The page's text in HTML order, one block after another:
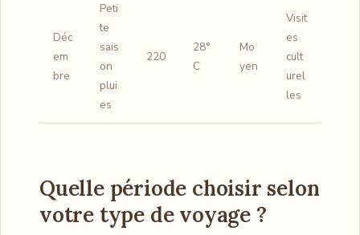
Déc
em
bre
Peti
te
sais
on
plui
es
220
28°
C
Mo
yen
Visit
es
cult
urel
les
Quelle période choisir selon
votre type de voyage ?